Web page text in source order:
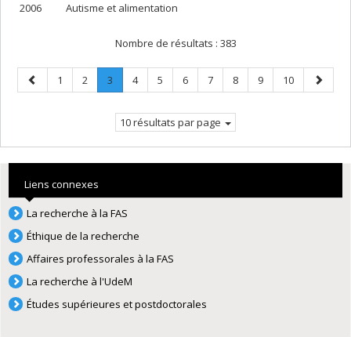
2006
Autisme et alimentation
Nombre de résultats : 383
Page
précédente
Page
1 Page
2 Page
3
Page
Page
4 Page
5 Page
6 Page
7 Page
8 Page
9 Page
10
Page
10 résultats par page
Liens connexes
La recherche à la FAS
Éthique de la recherche
Affaires professorales à la FAS
La recherche à l'UdeM
Études supérieures et postdoctorales